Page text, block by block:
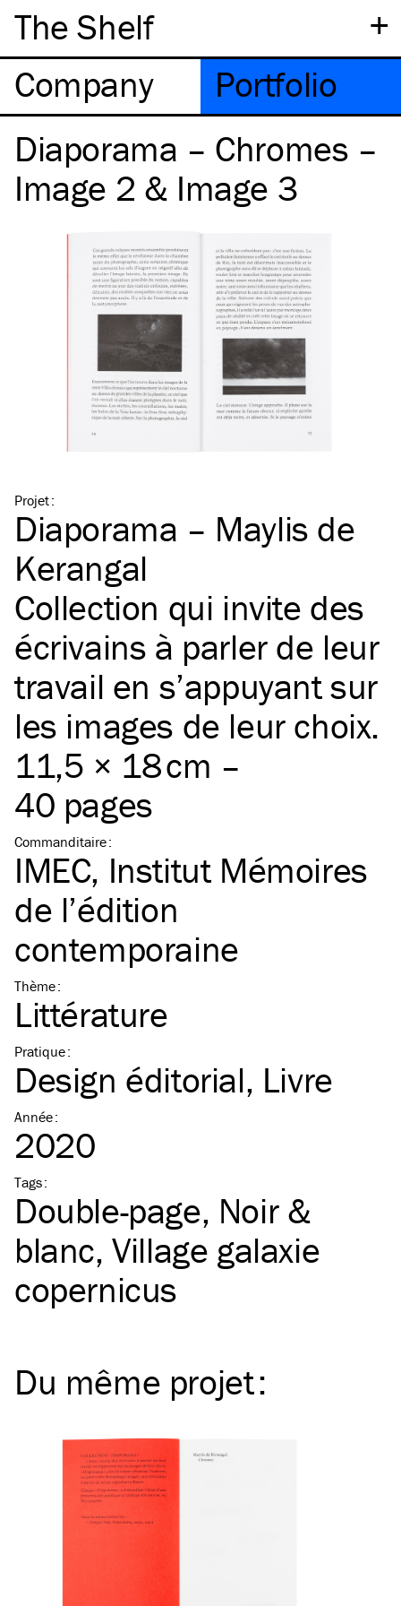
+
The Shelf
Company
Portfolio
Diaporama – Chromes –
Image 2 & Image 3
Projet:
Diaporama – Maylis de
Kerangal
Collection qui invite des
écrivains à parler de leur
travail en s’appuyant sur
les images de leur choix.
11,5 × 18 cm –
40 pages
Commanditaire:
IMEC, Institut Mémoires
de l’édition
contemporaine
Thème:
Littérature
Pratique:
Design éditorial Livre
Année:
2020
Tags:
Double-page Noir &
blanc Village galaxie
copernicus
Du même projet: